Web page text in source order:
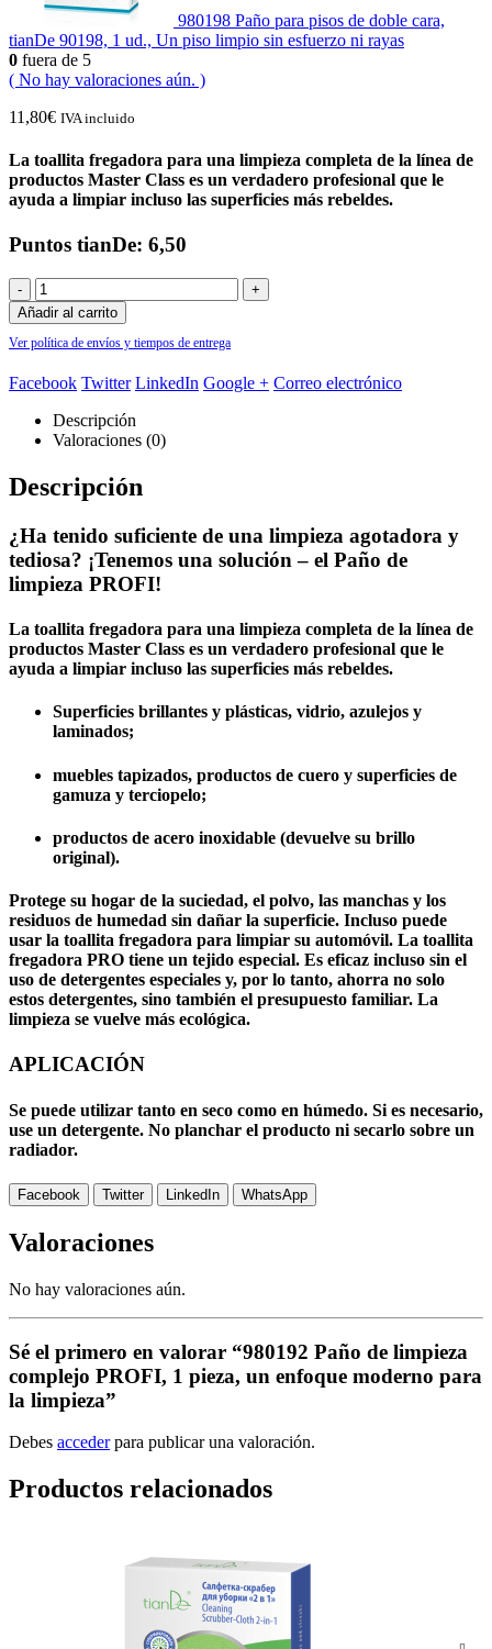
980198 Paño para pisos de doble cara,
tianDe 90198, 1 ud., Un piso limpio sin esfuerzo ni rayas
0 fuera de 5
( No hay valoraciones aún. )
11,80€ IVA incluido
La toallita fregadora para una limpieza completa de la línea de
productos Master Class es un verdadero profesional que le
ayuda a limpiar incluso las superficies más rebeldes.
Puntos tianDe: 6,50
-
+
Añadir al carrito
Ver política de envíos y tiempos de entrega
Facebook Twitter LinkedIn Google + Correo electrónico
Descripción
Valoraciones (0)
Descripción
¿Ha tenido suficiente de una limpieza agotadora y
tediosa? ¡Tenemos una solución – el Paño de
limpieza PROFI!
La toallita fregadora para una limpieza completa de la línea de
productos Master Class es un verdadero profesional que le
ayuda a limpiar incluso las superficies más rebeldes.
Superficies brillantes y plásticas, vidrio, azulejos y
laminados;
muebles tapizados, productos de cuero y superficies de
gamuza y terciopelo;
productos de acero inoxidable (devuelve su brillo
original).
Protege su hogar de la suciedad, el polvo, las manchas y los
residuos de humedad sin dañar la superficie. Incluso puede
usar la toallita fregadora para limpiar su automóvil. La toallita
fregadora PRO tiene un tejido especial. Es eficaz incluso sin el
uso de detergentes especiales y, por lo tanto, ahorra no solo
estos detergentes, sino también el presupuesto familiar. La
limpieza se vuelve más ecológica.
APLICACIÓN
Se puede utilizar tanto en seco como en húmedo. Si es necesario,
use un detergente. No planchar el producto ni secarlo sobre un
radiador.
Facebook Twitter LinkedIn WhatsApp
Valoraciones
No hay valoraciones aún.
Sé el primero en valorar “980192 Paño de limpieza
complejo PROFI, 1 pieza, un enfoque moderno para
la limpieza”
Debes accederpara publicar una valoración.
Productos relacionados